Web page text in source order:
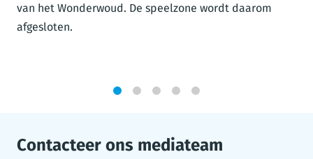
van het Wonderwoud. De speelzone wordt daarom
afgesloten.
Contacteer ons mediateam